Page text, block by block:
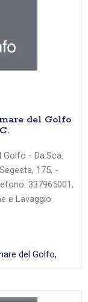
del Golfo
- Da.Sca.
175, -
337965001,
e Lavaggio
del Golfo,